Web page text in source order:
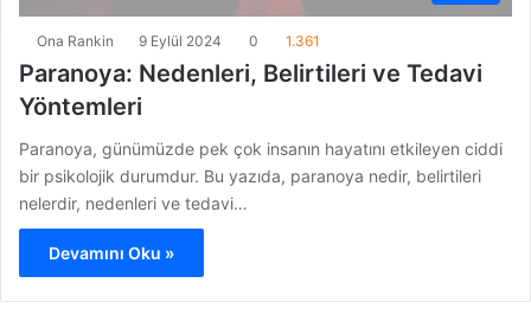
Ona Rankin 9 Eylül 2024 0 1.361
Paranoya: Nedenleri, Belirtileri ve Tedavi
Yöntemleri
Paranoya, günümüzde pek çok insanın hayatını etkileyen ciddi
bir psikolojik durumdur. Bu yazıda, paranoya nedir, belirtileri
nelerdir, nedenleri ve tedavi…
Devamını Oku »